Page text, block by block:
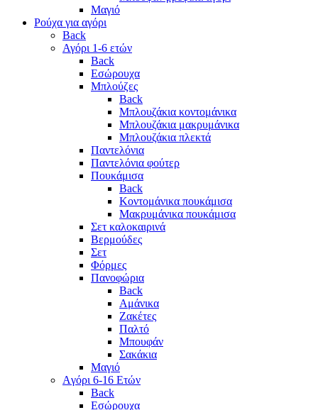
Μαγιό
Ρούχα για αγόρι
Back
Αγόρι 1-6 ετών
Back
Εσώρουχα
Μπλούζες
Back
Μπλουζάκια κοντομάνικα
Μπλουζάκια μακρυμάνικα
Μπλουζάκια πλεκτά
Παντελόνια
Παντελόνια φούτερ
Πουκάμισα
Back
Κοντομάνικα πουκάμισα
Μακρυμάνικα πουκάμισα
Σετ καλοκαιρινά
Βερμούδες
Σετ
Φόρμες
Πανοφώρια
Back
Αμάνικα
Ζακέτες
Παλτό
Μπουφάν
Σακάκια
Μαγιό
Aγόρι 6-16 Ετών
Back
Eσώρουχα